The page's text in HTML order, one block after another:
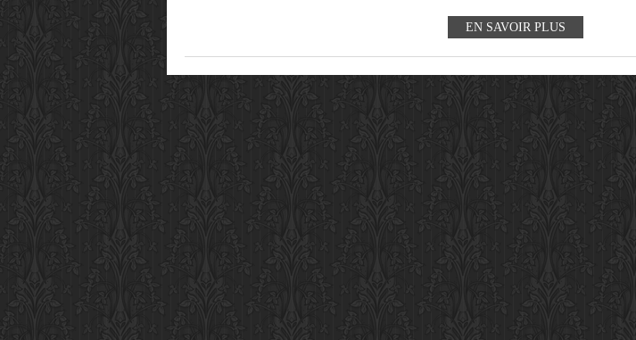
EN SAVOIR PLUS